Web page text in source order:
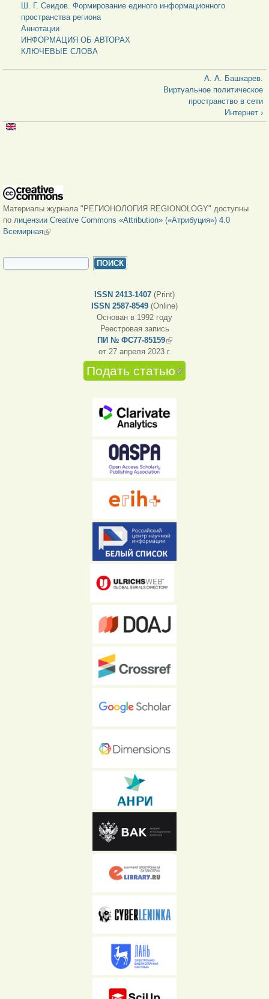
Ш. Г. Сеидов. Формирование единого информационного
пространства региона
Аннотации
ИНФОРМАЦИЯ ОБ АВТОРАХ
КЛЮЧЕВЫЕ СЛОВА
А. А. Башкарев.
Виртуальное политическое
пространство в сети
Интернет ›
Материалы журнала "РЕГИОНОЛОГИЯ REGIONOLOGY" доступны
по лицензии Creative Commons «Attribution» («Атрибуция») 4.0
Всемирная(внешняя ссылка)
ФОРМА ПОИСКА
ISSN 2413-1407 (Print)
ISSN 2587-8549 (Online)
Основан в 1992 году
Реестровая запись
ПИ № ФС77-85159(внешняя ссылка)
от 27 апреля 2023 г.
Подать статью